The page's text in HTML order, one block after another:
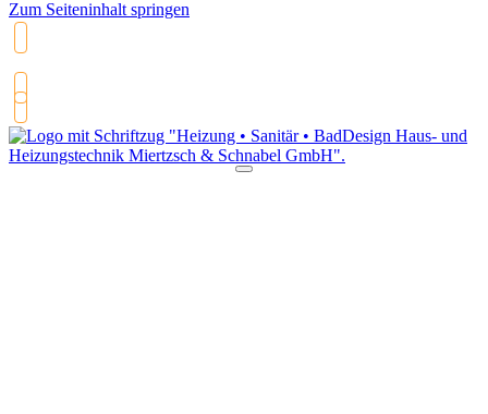
Zum Seiteninhalt springen
03574 26 24